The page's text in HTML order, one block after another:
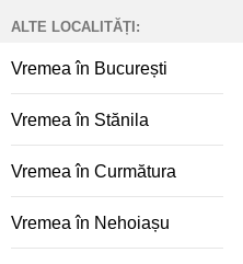
ALTE LOCALITĂȚI:
Vremea în București
Vremea în Stănila
Vremea în Curmătura
Vremea în Nehoiașu